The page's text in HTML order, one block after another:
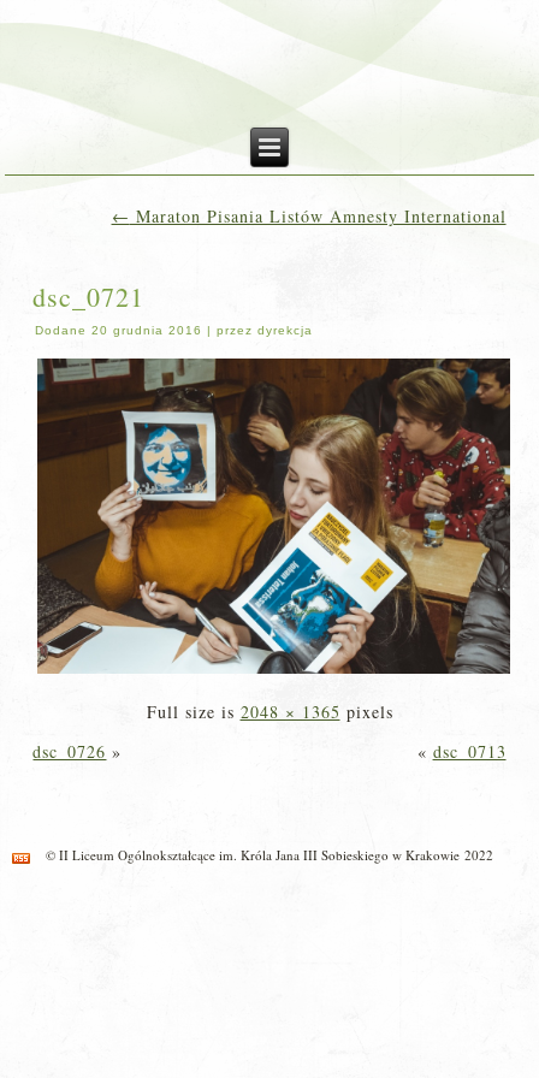
← Maraton Pisania Listów Amnesty International
dsc_0721
Dodane 20 grudnia 2016 |przez dyrekcja
Full size is 2048 × 1365 pixels
dsc_0726 » « dsc_0713
© II Liceum Ogólnokształcące im. Króla Jana III Sobieskiego w Krakowie 2022